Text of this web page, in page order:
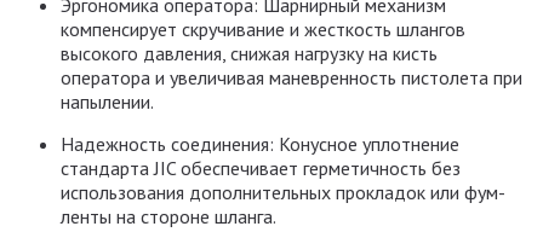
Эргономика оператора: Шарнирный механизм
компенсирует скручивание и жесткость шлангов
высокого давления, снижая нагрузку на кисть
оператора и увеличивая маневренность пистолета при
напылении.
Надежность соединения: Конусное уплотнение
стандарта JIC обеспечивает герметичность без
использования дополнительных прокладок или фум-
ленты на стороне шланга.